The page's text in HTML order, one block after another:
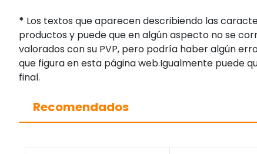
* Los textos que aparecen describiendo las
productos y puede que en algún aspecto no se
valorados con su PVP, pero podría haber algún
que figura en esta página web.Igualmente puede
final.
Recomendados